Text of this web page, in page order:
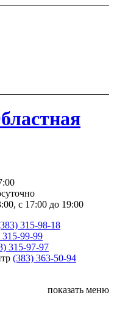
с 17:00 до 19:00
315-98-18
315-99-99
315-97-97
(383) 363-50-94
показать меню